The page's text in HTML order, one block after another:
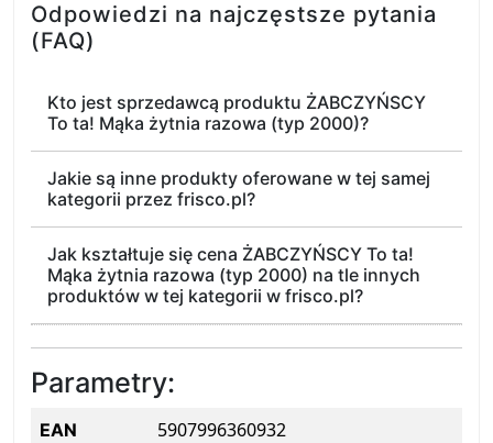
Odpowiedzi na najczęstsze pytania
(FAQ)
Kto jest sprzedawcą produktu ŻABCZYŃSCY
To ta! Mąka żytnia razowa (typ 2000)?
Jakie są inne produkty oferowane w tej samej
kategorii przez frisco.pl?
Jak kształtuje się cena ŻABCZYŃSCY To ta!
Mąka żytnia razowa (typ 2000) na tle innych
produktów w tej kategorii w frisco.pl?
Parametry:
EAN 5907996360932